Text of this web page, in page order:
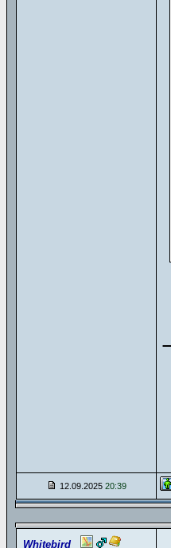
12.09.2025 20:39
Whitebird